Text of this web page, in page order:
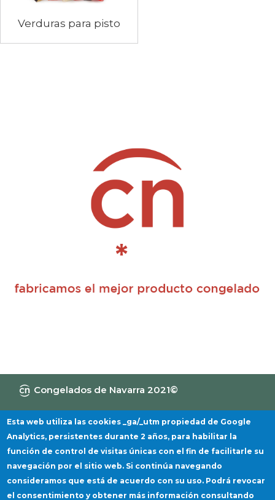
Verduras para pisto
Congelados de Navarra 2021©
Canal de Información Política de privacidad Aviso Legal Política de cookies
Esta web utiliza las cookies _ga/_utm propiedad de Google
Analytics, persistentes durante 2 años, para habilitar la
función de control de visitas únicas con el fin de facilitarle su
navegación por el sitio web. Si continúa navegando
consideramos que está de acuerdo con su uso. Podrá revocar
el consentimiento y obtener más información consultando